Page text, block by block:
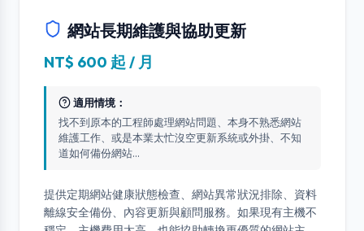
網站長期維護與協助更新
NT$ 600 起 / 月
適用情境：
找不到原本的工程師處理網站問題、本身不熟悉網站
維護工作、或是本業太忙沒空更新系統或外掛、不知
道如何備份網站...
提供定期網站健康狀態檢查、網站異常狀況排除、資料
離線安全備份、內容更新與顧問服務。如果現有主機不